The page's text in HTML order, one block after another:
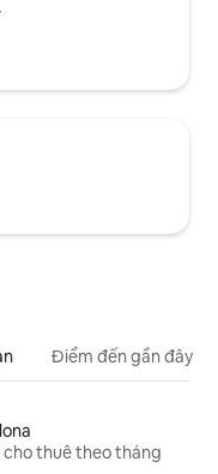
Điểm đến gần đây
cho thuê theo tháng